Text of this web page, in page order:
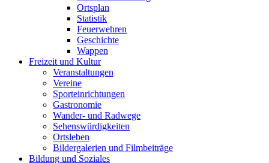
Ortsplan
Statistik
Feuerwehren
Geschichte
Wappen
Freizeit und Kultur
Veranstaltungen
Vereine
Sporteinrichtungen
Gastronomie
Wander- und Radwege
Sehenswürdigkeiten
Ortsleben
Bildergalerien und Filmbeiträge
Bildung und Soziales